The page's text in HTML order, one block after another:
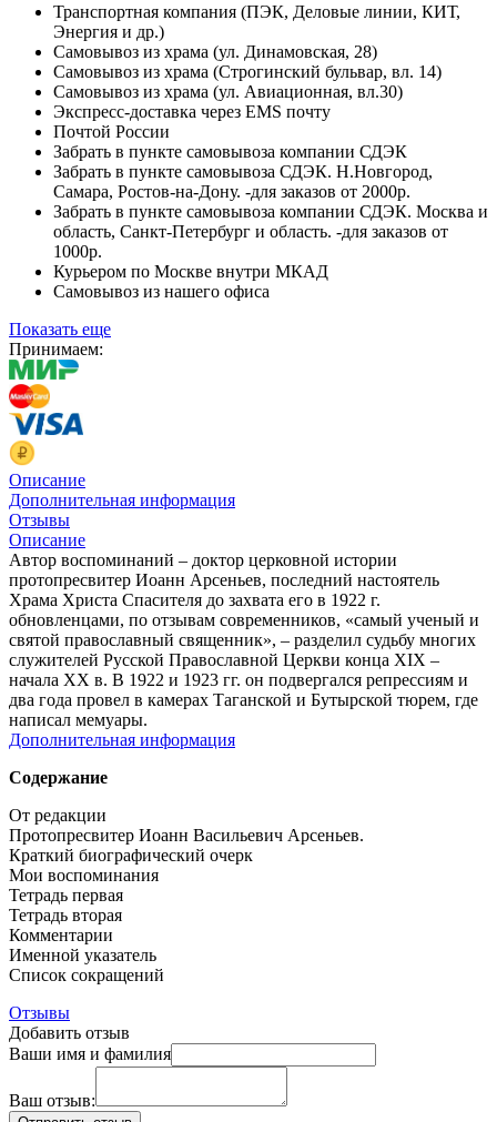
Транспортная компания (ПЭК, Деловые линии, КИТ,
Энергия и др.)
Самовывоз из храма (ул. Динамовская, 28)
Самовывоз из храма (Строгинский бульвар, вл. 14)
Самовывоз из храма (ул. Авиационная, вл.30)
Экспресс-доставка через EMS почту
Почтой России
Забрать в пункте самовывоза компании СДЭК
Забрать в пункте самовывоза СДЭК. Н.Новгород,
Самара, Ростов-на-Дону. -для заказов от 2000р.
Забрать в пункте самовывоза компании СДЭК. Москва и
область, Санкт-Петербург и область. -для заказов от
1000р.
Курьером по Москве внутри МКАД
Самовывоз из нашего офиса
Показать еще
Принимаем:
Описание
Дополнительная информация
Отзывы
Описание
Автор воспоминаний – доктор церковной истории
протопресвитер Иоанн Арсеньев, последний настоятель
Храма Христа Спасителя до захвата его в 1922 г.
обновленцами, по отзывам современников, «самый ученый и
святой православный священник», – разделил судьбу многих
служителей Русской Православной Церкви конца XIX –
начала XX в. В 1922 и 1923 гг. он подвергался репрессиям и
два года провел в камерах Таганской и Бутырской тюрем, где
написал мемуары.
Дополнительная информация
Содержание
От редакции
Протопресвитер Иоанн Васильевич Арсеньев.
Краткий биографический очерк
Мои воспоминания
Тетрадь первая
Тетрадь вторая
Комментарии
Именной указатель
Список сокращений
Отзывы
Добавить отзыв
Ваши имя и фамилия
Ваш отзыв: